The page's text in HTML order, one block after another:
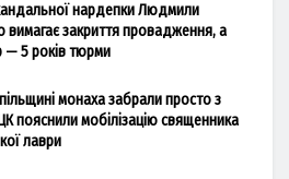
нардепки Людмили
вимагає закриття провадження, а
— 5 років тюрми
монаха забрали просто з
пояснили мобілізацію священника
лаври